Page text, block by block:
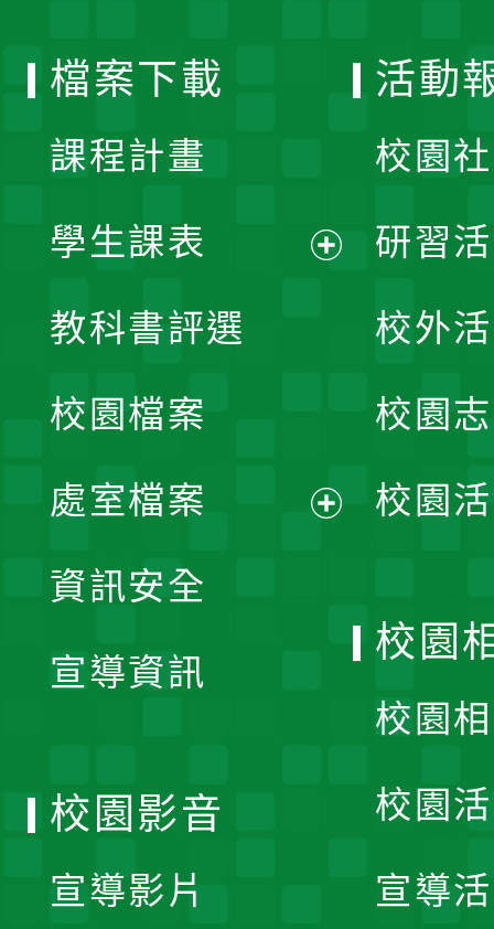
檔案下載
課程計畫
學生課表
單
教科書評選
校園檔案
處室檔案
資訊安全
宣導資訊
活動
校園
研習
校外
校園
校園
校園
校園
校園
宣導
校園影音
宣導影片